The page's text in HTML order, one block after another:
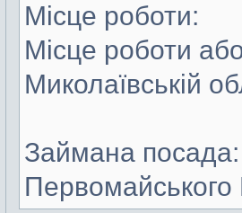
Місце роботи:
Місце роботи
Миколаївській
Займана
Первомайського